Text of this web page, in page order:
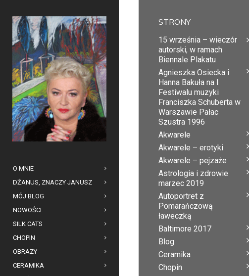
O MNIE
DŻANUS, ZNACZY JANUSZ
MÓJ BLOG
NOWOŚCI
SILK CATS
CHOPIN
OBRAZY
CERAMIKA
STRONY
15 września – wieczór
autorski, w ramach
Biennale Plakatu
Agnieszka Osiecka i
Hanna Bakuła na I
Festiwalu muzyki
Franciszka Schuberta w
Warszawie Pałac
Szustra 1996
Akwarele
Akwarele – erotyki
Akwarele – pejzaże
Astrologia i zdrowie
marzec 2019
Autoportret z
Pomarańczową
ławeczką
Baltimore 2017
Blog
Ceramika
Chopin